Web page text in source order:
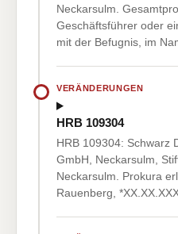
Neckarsulm.
Geschäftsführer oder
mit der Befugnis, im
VERÄNDERUNGEN
HRB 109304
HRB 109304: Schwarz
GmbH, Neckarsulm,
Neckarsulm. Prokura
Rauenberg,